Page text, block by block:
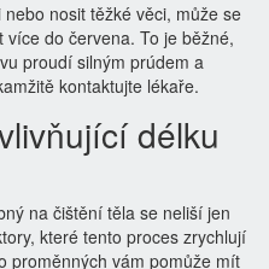
nosit těžké věci, může se
do červena. To je běžné,
proudí silným prúdem a
kontaktujte lékaře.
délku
na čištění těla se neliší jen
které tento proces zrychlují
proměnných vám pomůže mít